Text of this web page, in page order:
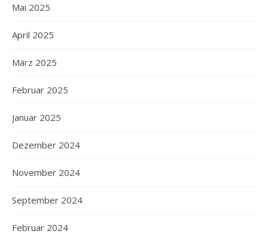
Mai 2025
April 2025
März 2025
Februar 2025
Januar 2025
Dezember 2024
November 2024
September 2024
Februar 2024